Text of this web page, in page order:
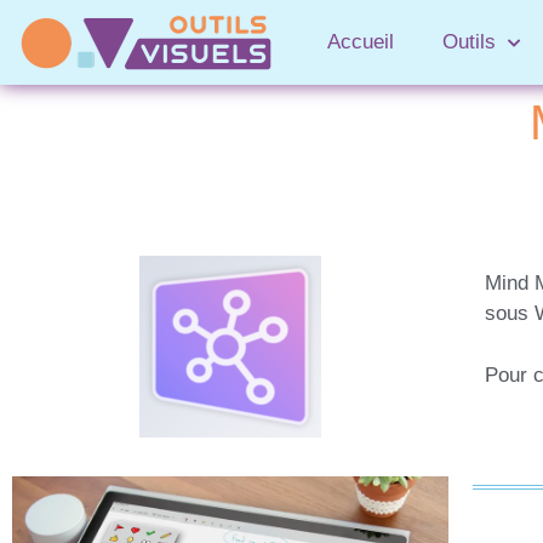
Accueil Outils
Mind
sous
Pour